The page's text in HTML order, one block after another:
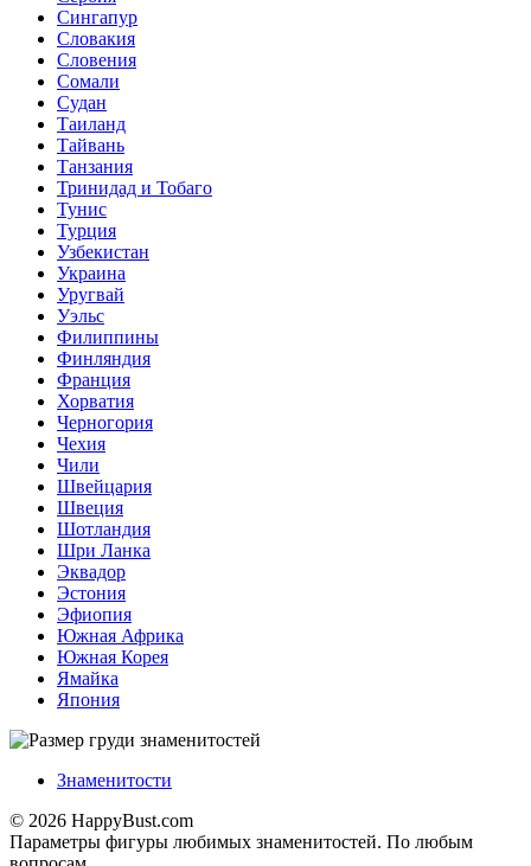
Сингапур
Словакия
Словения
Сомали
Судан
Таиланд
Тайвань
Танзания
Тринидад и Тобаго
Тунис
Турция
Узбекистан
Украина
Уругвай
Уэльс
Филиппины
Финляндия
Франция
Хорватия
Черногория
Чехия
Чили
Швейцария
Швеция
Шотландия
Шри Ланка
Эквадор
Эстония
Эфиопия
Южная Африка
Южная Корея
Ямайка
Япония
Знаменитости
© 2026 HappyBust.com
Параметры фигуры любимых знаменитостей. По любым